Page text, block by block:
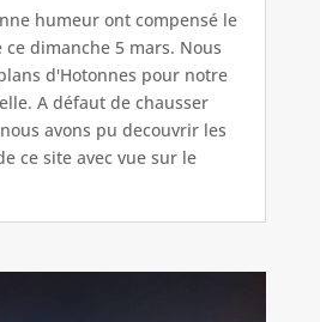
humeur ont compensé le
dimanche 5 mars. Nous
d'Hotonnes pour notre
A défaut de chausser
avons pu decouvrir les
ce site avec vue sur le